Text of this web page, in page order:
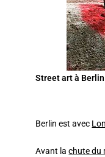
Street art à
Berlin est avec
Avant lachute du